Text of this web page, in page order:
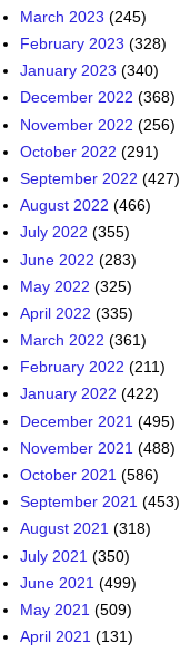
March 2023 (245)
February 2023 (328)
January 2023 (340)
December 2022 (368)
November 2022 (256)
October 2022 (291)
September 2022 (427)
August 2022 (466)
July 2022 (355)
June 2022 (283)
May 2022 (325)
April 2022 (335)
March 2022 (361)
February 2022 (211)
January 2022 (422)
December 2021 (495)
November 2021 (488)
October 2021 (586)
September 2021 (453)
August 2021 (318)
July 2021 (350)
June 2021 (499)
May 2021 (509)
April 2021 (131)